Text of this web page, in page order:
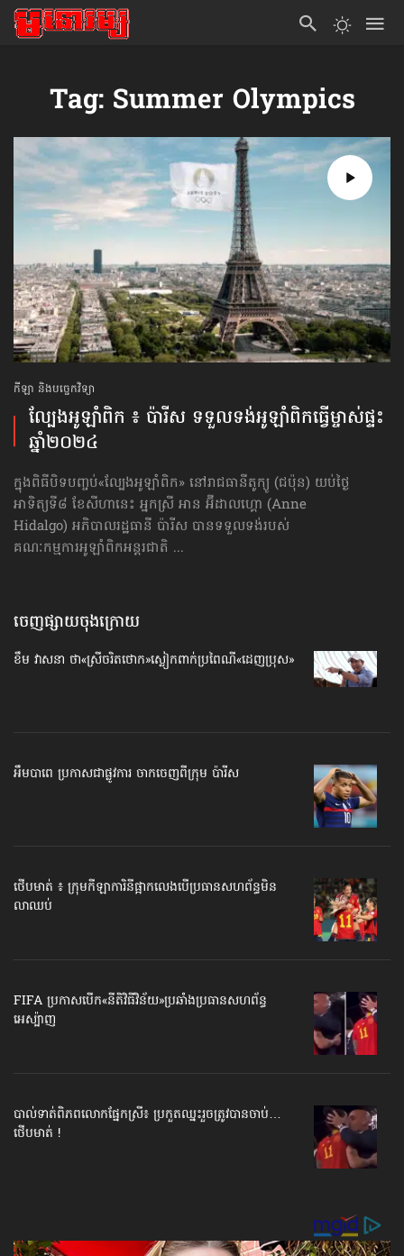
Tag: Summer Olympics
កីឡា និងបច្ចេកវិទ្យា
ល្បែងអូឡាំពិក ៖ ប៉ារីស ទទួលទង់អូឡាំពិក​ធ្វើម្ចាស់ផ្ទះ
ឆ្នាំ២០២៤
ក្នុងពិធីបិទបញ្ចប់«ល្បែងអូឡាំពិក» នៅរាជធានីតូក្យូ (ជប៉ុន) យប់ថ្ងៃ
អាទិត្យទី៨ ខែសីហានេះ អ្នកស្រី អាន អ៊ីដាលហ្គោ (Anne
Hidalgo) អភិបាលរដ្ឋធានី ប៉ារីស បានទទួលទង់​របស់
គណៈកម្មការអូឡាំពិកអន្តរជាតិ ...
ចេញផ្សាយចុងក្រោយ
ខឹម វាសនា ថា«ស្រីចរិតថោក»​ស្លៀកពាក់ប្រពៃណី​«ដេញប្រុស»
អឹមបាពេ ប្រកាសជាផ្លូវការ ចាកចេញពីក្រុម ប៉ារីស
ថើបមាត់ ៖ ក្រុមកីឡាការិនី​ផ្អាកលេង​​បើប្រធានសហព័ន្ធ​មិន
លាឈប់
FIFA ប្រកាសបើក​«នីតិវិធីវិន័យ»​ប្រឆាំងប្រធានសហព័ន្ធ​
អេស្ប៉ាញ
បាល់ទាត់​ពិភពលោក​ផ្នែកស្រី៖ ប្រកួតឈ្នះរួច​ត្រូវបានចាប់…
ថើបមាត់ !